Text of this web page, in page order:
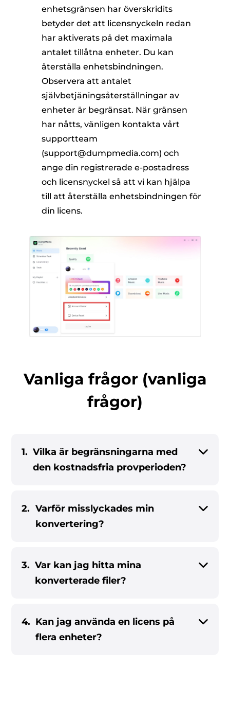
enhetsgränsen har överskridits
betyder det att licensnyckeln redan
har aktiverats på det maximala
antalet tillåtna enheter. Du kan
återställa enhetsbindningen.
Observera att antalet
självbetjäningsåterställningar av
enheter är begränsat. När gränsen
har nåtts, vänligen kontakta vårt
supportteam
(support@dumpmedia.com) och
ange din registrerade e-postadress
och licensnyckel så att vi kan hjälpa
till att återställa enhetsbindningen för
din licens.
Vanliga frågor (vanliga
frågor)
1. Vilka är begränsningarna med
den kostnadsfria provperioden?
2. Varför misslyckades min
konvertering?
3. Var kan jag hitta mina
konverterade filer?
4. Kan jag använda en licens på
flera enheter?